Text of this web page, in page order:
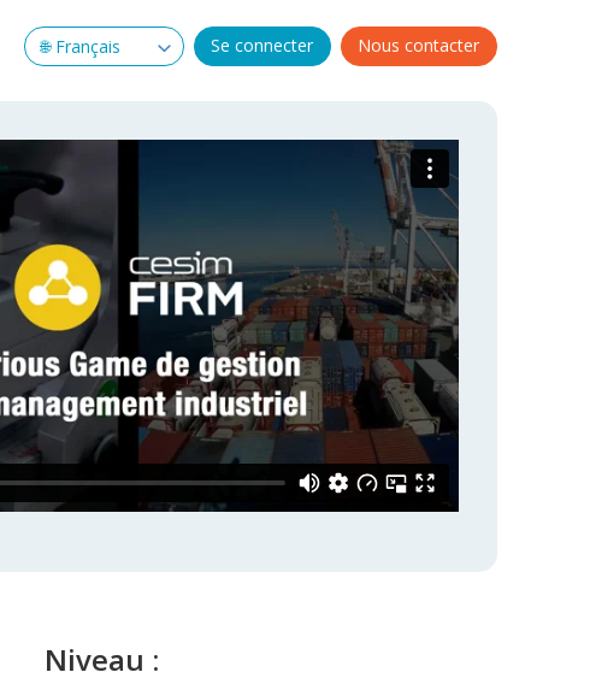
Se connecter Nous contacter
Niveau :